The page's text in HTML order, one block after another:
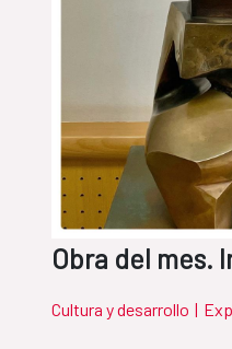
Obra del mes.
Cultura y desarrollo |